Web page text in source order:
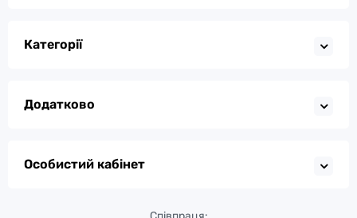
Категорії
Додатково
Особистий кабінет